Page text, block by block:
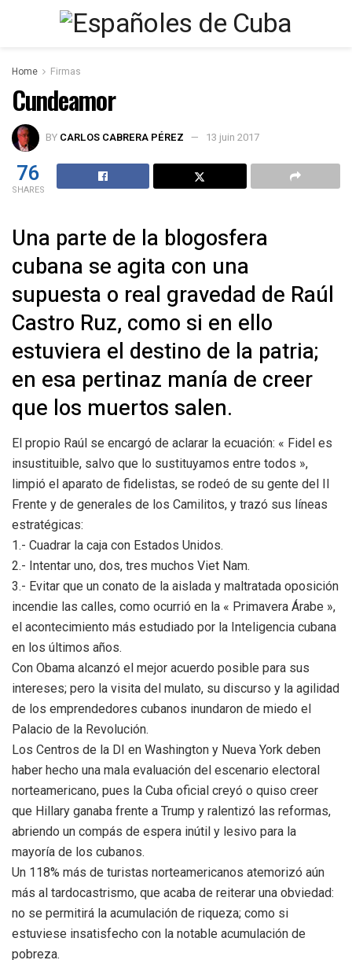
Home Firmas
Cundeamor
BY CARLOS CABRERA PÉREZ 13 juin 2017
76
SHARES
Una parte de la blogosfera
cubana se agita con una
supuesta o real gravedad de Raúl
Castro Ruz, como si en ello
estuviera el destino de la patria;
en esa pertinaz manía de creer
que los muertos salen.
El propio Raúl se encargó de aclarar la ecuación: « Fidel es
insustituible, salvo que lo sustituyamos entre todos »,
limpió el aparato de fidelistas, se rodeó de su gente del II
Frente y de generales de los Camilitos, y trazó sus líneas
estratégicas:
1.- Cuadrar la caja con Estados Unidos.
2.- Intentar uno, dos, tres muchos Viet Nam.
3.- Evitar que un conato de la aislada y maltratada oposición
incendie las calles, como ocurrió en la « Primavera Árabe »,
el acontecimiento más estudiado por la Inteligencia cubana
en los últimos años.
Con Obama alcanzó el mejor acuerdo posible para sus
intereses; pero la visita del mulato, su discurso y la agilidad
de los emprendedores cubanos inundaron de miedo el
Palacio de la Revolución.
Los Centros de la DI en Washington y Nueva York deben
haber hecho una mala evaluación del escenario electoral
norteamericano, pues la Cuba oficial creyó o quiso creer
que Hillary ganaba frente a Trump y ralentizó las reformas,
abriendo un compás de espera inútil y lesivo para la
mayoría de los cubanos.
Un 118% más de turistas norteamericanos atemorizó aún
más al tardocastrismo, que acaba de reiterar una obviedad:
no se permitirá la acumulación de riqueza; como si
estuviese insatisfecho con la notable acumulación de
pobreza.